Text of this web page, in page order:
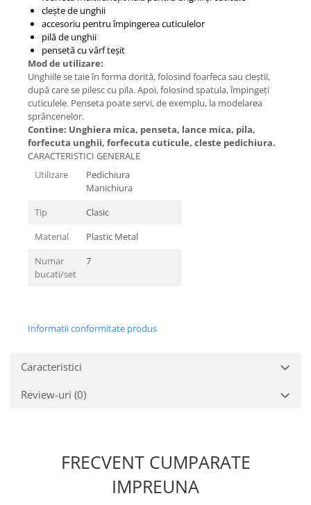
clește de unghii
accesoriu pentru împingerea cuticulelor
pilă de unghii
pensetă cu vârf teșit
Mod de utilizare:
Unghiile se taie în forma dorită, folosind foarfeca sau cleștii,
după care se pilesc cu pila. Apoi, folosind spatula, împingeți
cuticulele. Penseta poate servi, de exemplu, la modelarea
sprâncenelor.
Contine: Unghiera mica, penseta, lance mica, pila,
forfecuta unghii, forfecuta cuticule, cleste pedichiura.
CARACTERISTICI GENERALE
Utilizare
Pedichiura
Manichiura
Tip
Clasic
Material
Plastic Metal
Numar
bucati/set
7
Informatii conformitate produs
Caracteristici
Review-uri (0)
FRECVENT CUMPARATE
IMPREUNA